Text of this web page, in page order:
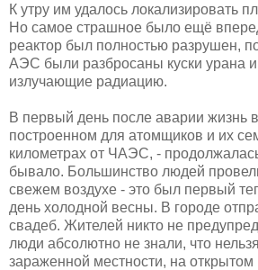
К утру им удалось локализировать
Но самое страшное было ещё
реактор был полностью разрушен,
АЭС были разбросаны куски урана
излучающие радиацию.
В первый день после аварии жизнь
построенном для атомщиков и их
километрах от ЧАЭС, -
бывало. Большинство людей
свежем воздухе - это был первый
день холодной весны. В городе
свадеб. Жителей никто не
люди абсолютно не знали, что
зараженной местности, на открытом